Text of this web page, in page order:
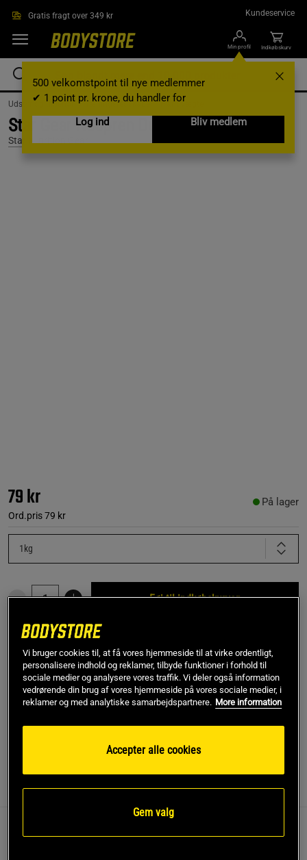
Gratis fragt over 349 kr Kundeservice
Min profil
500 velkomstpoint til nye medlemmer
✔ 1 point pr. krone, du handler for
Log ind
Bliv medlem
Indkøbskurv
Udstyr og tilbehør /Træningsredskaber / Håndvægte
Star Gear Neopren Dumbbells 1 kg
Star Nutrition Gear
79 kr
Ord.pris79 kr
På lager
1kg
Føj til indkøbskurven
Gratis fragt over 349 kr
SKU #400-600023R | EAN5701000431782
Træn hele kroppen med Star Gear Neoprene Dumbbells i
Information Anmeldelser
Alsidige neoprenhåndvægte til styrketræning,
Vi bruger cookies til, at få vores hjemmeside til at virke ordentligt,
personalisere indhold og reklamer, tilbyde funktioner i forhold til
sociale medier og analysere vores traffik. Vi deler også information
vedrørende din brug af vores hjemmeside på vores sociale medier, i
reklamer og med analytiske samarbejdspartnere. More information
Accepter alle cookies
Gem valg